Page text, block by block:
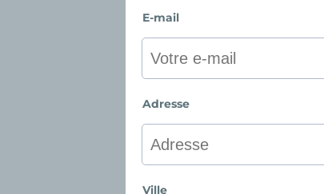
E-mail
Adresse
Ville